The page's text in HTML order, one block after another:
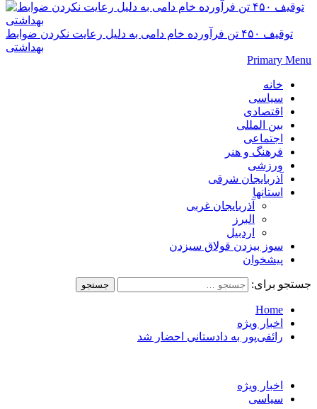
توقیف ۴۵۰ تن فرآورده خام دامی به دلیل رعایت نکردن ضوابط
بهداشتی
Primary Menu
خانه
سیاسی
اقتصادی
بین المللی
اجتماعی
فرهنگ و هنر
ورزشی
آذربایجان شرقی
استانها
آذربایجان غربی
البرز
اردبیل
سوز بیزدن قولاق سیزدن
پیشخوان
جستجو برای:
Home
اخبار ویژه
رائفی‌پور به دادستانی احضار شد
اخبار ویژه
سیاسی